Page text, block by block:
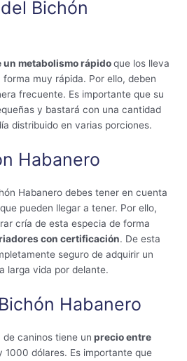
Bichón
un metabolismo rápidoque los lleva
muy rápida. Por ello, deben
frecuente. Es importante que su
y bastará con una cantidad
distribuido en varias porciones.
Habanero
Habanero debes tener en cuenta
pueden llegar a tener. Por ello,
cría de esta especia de forma
con certificación. De esta
seguro de adquirir un
larga vida por delante.
Habanero
de caninos tiene un precio entre
1000 dólares. Es importante que